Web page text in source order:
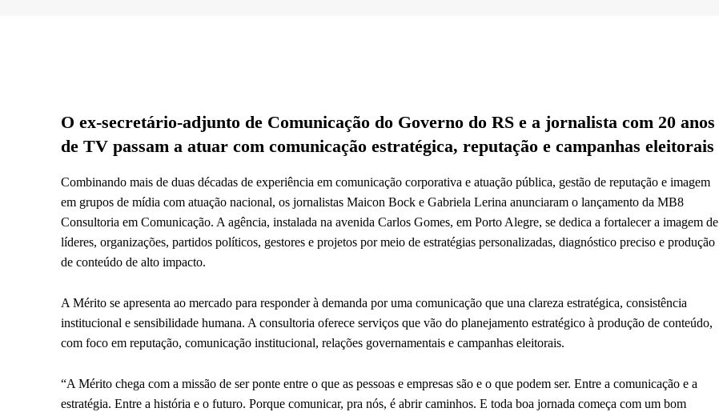
O ex-secretário-adjunto de Comunicação do Governo do RS e a jornalista com 20 anos
de TV passam a atuar com comunicação estratégica, reputação e campanhas eleitorais
Combinando mais de duas décadas de experiência em comunicação corporativa e atuação pública, gestão de reputação e imagem
em grupos de mídia com atuação nacional, os jornalistas Maicon Bock e Gabriela Lerina anunciaram o lançamento da MB8
Consultoria em Comunicação. A agência, instalada na avenida Carlos Gomes, em Porto Alegre, se dedica a fortalecer a imagem de
líderes, organizações, partidos políticos, gestores e projetos por meio de estratégias personalizadas, diagnóstico preciso e produção
de conteúdo de alto impacto.
A Mérito se apresenta ao mercado para responder à demanda por uma comunicação que una clareza estratégica, consistência
institucional e sensibilidade humana. A consultoria oferece serviços que vão do planejamento estratégico à produção de conteúdo,
com foco em reputação, comunicação institucional, relações governamentais e campanhas eleitorais.
“A Mérito chega com a missão de ser ponte entre o que as pessoas e empresas são e o que podem ser. Entre a comunicação e a
estratégia. Entre a história e o futuro. Porque comunicar, pra nós, é abrir caminhos. E toda boa jornada começa com um bom